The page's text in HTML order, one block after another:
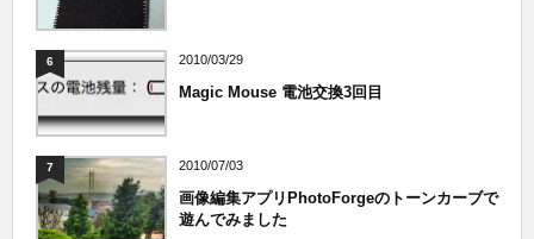
6 2010/03/29
Magic Mouse 電池交換3回目
7 2010/07/03
画像編集アプリPhotoForgeのトーンカーブで
遊んでみました